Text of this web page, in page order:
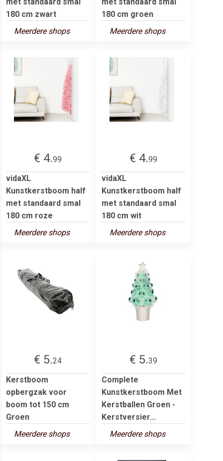
180 cm zwart
Meerdere shops
180 cm groen
Meerdere shops
€ 4.99
vidaXL
Kunstkerstboom half
met standaard smal
180 cm roze
Meerdere shops
€ 4.99
vidaXL
Kunstkerstboom half
met standaard smal
180 cm wit
Meerdere shops
€ 5.24
Kerstboom
opbergzak voor
boom tot 150 cm
Groen
Meerdere shops
€ 5.39
Complete
Kunstkerstboom Met
Kerstballen Groen -
Kerstversier...
Meerdere shops